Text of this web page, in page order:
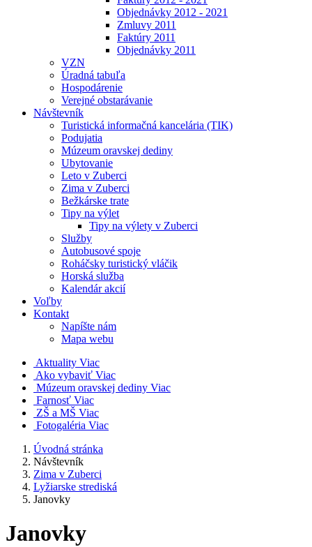
Objednávky 2012 - 2021
Zmluvy 2011
Faktúry 2011
Objednávky 2011
VZN
Úradná tabuľa
Hospodárenie
Verejné obstarávanie
Návštevník
Turistická informačná kancelária (TIK)
Podujatia
Múzeum oravskej dediny
Ubytovanie
Leto v Zuberci
Zima v Zuberci
Bežkárske trate
Tipy na výlet
Tipy na výlety v Zuberci
Služby
Autobusové spoje
Roháčsky turistický vláčik
Horská služba
Kalendár akcií
Voľby
Kontakt
Napíšte nám
Mapa webu
Aktuality Viac
Ako vybaviť Viac
Múzeum oravskej dediny Viac
Farnosť Viac
ZŠ a MŠ Viac
Fotogaléria Viac
Úvodná stránka
Návštevník
Zima v Zuberci
Lyžiarske strediská
Janovky
Janovky